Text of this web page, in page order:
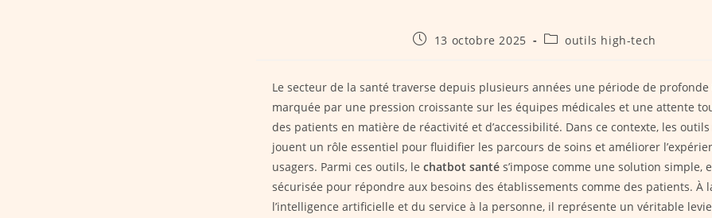
Publication
13 octobre 2025
Postoutils high-tech
Le secteur de la santé traverse depuis plusieurs années une période de
marquée par une pression croissante sur les équipes médicales et une attente
des patients en matière de réactivité et d’accessibilité. Dans ce contexte, les
jouent un rôle essentiel pour fluidifier les parcours de soins et améliorer
usagers. Parmi ces outils, le chatbot santé s’impose comme une solution simple,
sécurisée pour répondre aux besoins des établissements comme des patients. À
l’intelligence artificielle et du service à la personne, il représente un véritable